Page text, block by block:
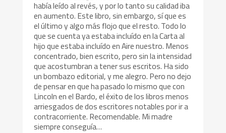
había leído al revés, y por lo tanto su calidad iba
en aumento. Este libro, sin embargo, sí que es
el último y algo más flojo que el resto. Todo lo
que se cuenta ya estaba incluído en la Carta al
hijo que estaba incluído en Aire nuestro. Menos
concentrado, bien escrito, pero sin la intensidad
que acostumbran a tener sus escritos. Ha sido
un bombazo editorial, y me alegro. Pero no dejo
de pensar en que ha pasado lo mismo que con
Lincoln en el Bardo, el éxito de los libros menos
arriesgados de dos escritores notables por ir a
contracorriente. Recomendable. Mi madre
siempre conseguía…